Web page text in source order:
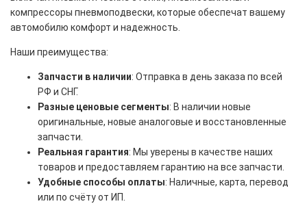
компрессоры пневмоподвески, которые обеспечат вашему
автомобилю комфорт и надежность.
Наши преимущества:
Запчасти в наличии: Отправка в день заказа по всей
РФ и СНГ.
Разные ценовые сегменты: В наличии новые
оригинальные, новые аналоговые и восстановленные
запчасти.
Реальная гарантия: Мы уверены в качестве наших
товаров и предоставляем гарантию на все запчасти.
Удобные способы оплаты: Наличные, карта, перевод
или по счёту от ИП.